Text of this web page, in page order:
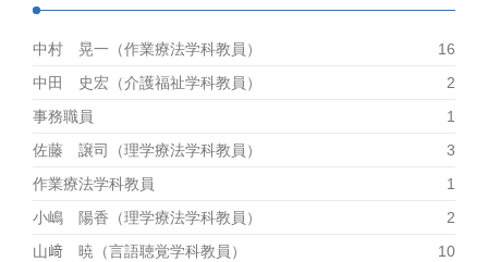
中村 晃一（作業療法学科教員）
16
中田 史宏（介護福祉学科教員）
2
事務職員
1
佐藤 譲司（理学療法学科教員）
3
作業療法学科教員
1
小嶋 陽香（理学療法学科教員）
2
山﨑 暁（言語聴覚学科教員）
10